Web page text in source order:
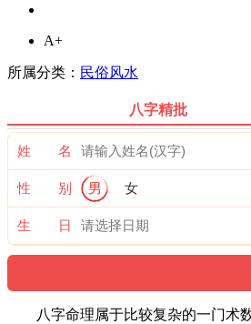
A+
所属分类： 民俗风水
八字精批
姓 名
性 别 男 女
生 日
八字命理属于比较复杂的一门术数